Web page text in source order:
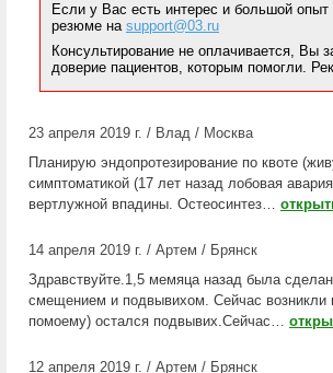
Если у Вас есть интерес и большой
резюме на support@03.ru
Консультирование не оплачивается, Вы
доверие пациентов, которым помогли.
23 апреля 2019 г. / Влад / Москва
Планирую эндопротезирование по квоте
симптоматикой (17 лет назад лобовая
вертлужной впадины. Остеосинтез…
14 апреля 2019 г. / Артем / Брянск
Здравствуйте.1,5 мемяца назад была
смещением и подвывихом. Сейчас
помоему) остался подвывих.Сейчас…
12 апреля 2019 г. / Артем / Брянск